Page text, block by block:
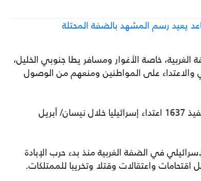
يعيد رسم المشهد بالضفة المحتلة
خاصة الأغوار ومسافر يطا جنوبي الخليل،
على المواطنين ومنعهم من الوصول
ووثقت هيئة مقاومة الجدار والاستيطان الفلسطينية تنفيذ 1637 اعتداء إسرائيليا خلال نيسان/ أبريل
في الضفة الغربية منذ بدء حرب الإبادة